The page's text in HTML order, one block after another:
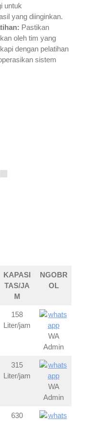
untuk
yang diinginkan.
Pastikan
oleh tim yang
dengan pelatihan
sistem
KAPASI
TAS/JA
M
NGOBR
OL
158
Liter/jam
WA
Admin
315
Liter/jam
WA
Admin
630